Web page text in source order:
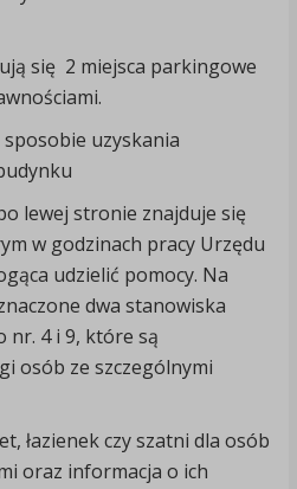
się 2 miejsca parkingowe
uzyskania
lewej stronie znajduje się
w godzinach pracy Urzędu
udzielić pomocy. Na
dwa stanowiska
nr. 4 i 9, które są
osób ze szczególnymi
łazienek czy szatni dla osób
oraz informacja o ich